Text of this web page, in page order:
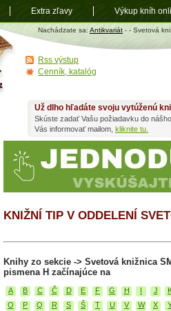
Antikvariát
shop.sk
Nachádzate sa: Antikvariát - - Svetová
KNIŽNÍ TIP V ODDELENÍ
Knihy zo sekcie -> Svetová knižnica
pismena H začínajúce na
A B C Č D E F G H J
O
P Q R S Š T U V W X
Už dlho hľadáte svoju vytúženú
Skúste zadať Vašu požiadavku do
Vás informovať mailom, kliknite tu.
Rss výstup
Cenník, katalóg
Extra zľavy Výkup kníh